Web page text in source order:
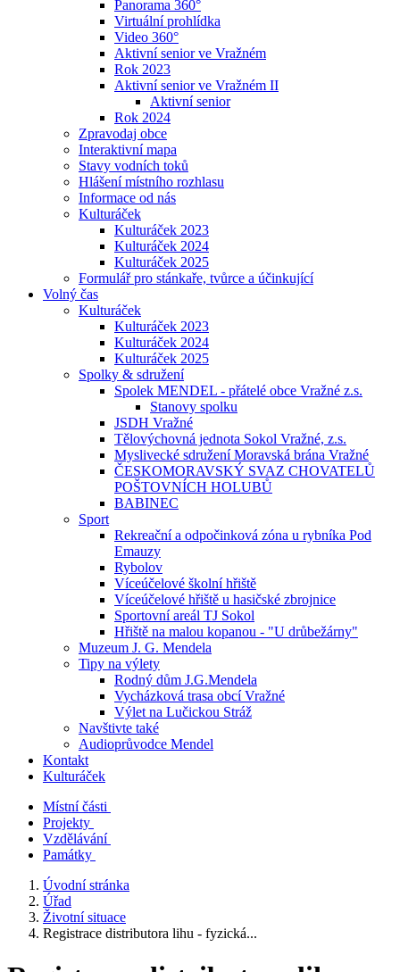
Panorama 360°
Virtuální prohlídka
Video 360°
Aktivní senior ve Vražném
Rok 2023
Aktivní senior ve Vražném II
Aktivní senior
Rok 2024
Zpravodaj obce
Interaktivní mapa
Stavy vodních toků
Hlášení místního rozhlasu
Informace od nás
Kulturáček
Kulturáček 2023
Kulturáček 2024
Kulturáček 2025
Formulář pro stánkaře, tvůrce a účinkující
Volný čas
Kulturáček
Kulturáček 2023
Kulturáček 2024
Kulturáček 2025
Spolky & sdružení
Spolek MENDEL - přátelé obce Vražné z.s.
Stanovy spolku
JSDH Vražné
Tělovýchovná jednota Sokol Vražné, z.s.
Myslivecké sdružení Moravská brána Vražné
ČESKOMORAVSKÝ SVAZ CHOVATELŮ
POŠTOVNÍCH HOLUBŮ
BABINEC
Sport
Rekreační a odpočinková zóna u rybníka Pod
Emauzy
Rybolov
Víceúčelové školní hřiště
Víceúčelové hřiště u hasičské zbrojnice
Sportovní areál TJ Sokol
Hřiště na malou kopanou - "U drůbežárny"
Muzeum J. G. Mendela
Tipy na výlety
Rodný dům J.G.Mendela
Vycházková trasa obcí Vražné
Výlet na Lučickou Stráž
Navštivte také
Audioprůvodce Mendel
Kontakt
Kulturáček
Místní části
Projekty
Vzdělávání
Památky
Úvodní stránka
Úřad
Životní situace
Registrace distributora lihu - fyzická...